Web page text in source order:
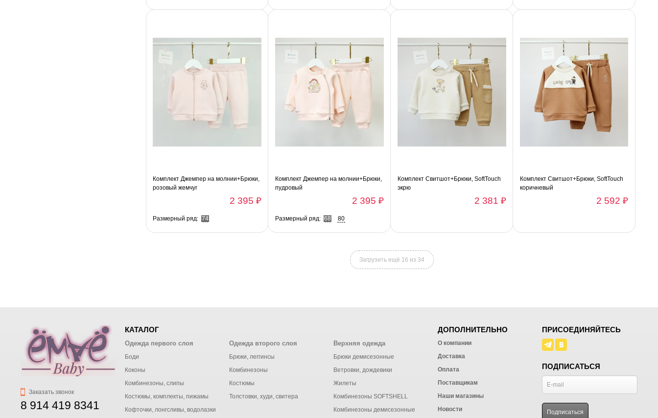
Комплект Джемпер на молнии+Брюки,
розовый жемчуг
2 395 ₽
Размерный ряд: 74
Комплект Джемпер на молнии+Брюки,
пудровый
2 395 ₽
Размерный ряд: 68 80
Комплект Свитшот+Брюки, SoftTouch
экрю
2 381 ₽
Комплект Свитшот+Брюки, SoftTouch
коричневый
2 592 ₽
Загрузить ещё 16 из 34
Заказать звонок
8 914 419 8341
КАТАЛОГ
Одежда первого слоя
Боди
Коконы
Комбинезоны, слипы
Костюмы, комплекты, пижамы
Кофточки, лонгсливы, водолазки
Одежда второго слоя
Брюки, леггинсы
Комбинезоны
Костюмы
Толстовки, худи, свитера
Верхняя одежда
Брюки демисезонные
Ветровки, дождевики
Жилеты
Комбинезоны SOFTSHELL
Комбинезоны демисезонные
ДОПОЛНИТЕЛЬНО
О компании
Доставка
Оплата
Поставщикам
Наши магазины
Новости
ПРИСОЕДИНЯЙТЕСЬ
ПОДПИСАТЬСЯ